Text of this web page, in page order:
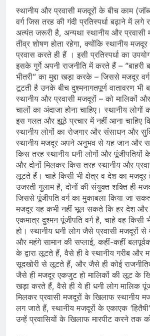
स्‍थानीय और प्रवासी मजदूरों के बीच काम
वर्ग जिस तरह की गंदी प्रतिस्पर्धा बढ़ाने में
अत्‍यंत जरूरी है, अन्‍यथा स्‍थानीय और प्रवासी
तीव्र शोषण होता रहेगा, क्‍योंकि स्‍थानीय
प्रवास करते ही हैं । इसी प्रतिस्‍पर्धा का
इसके गुर्गे अपनी राजनीति में करते हैं – ”बाहरी
भीतरी” का मुद्दा खड़ा करके – जिससे मजदूर
टूटती है उनके बीच दुश्‍मनागतपूर्ण वातावरण भी
स्‍थानीय और प्रवासी मजदूरों – को मालिकों
चालों का अंदाजा होना चाहिए। स्‍थानीय लोगों
इस गलत और झूठे प्रचार में नहीं आना चाहिए
स्‍थानीय लोगों का रोजगार और संसाधन और
स्‍थानीय मजदूर अपने अनुभव से यह जान और
किस तरह स्‍थानीय धनी लोगों और पूंजीपतियों
और दोनों मिलकर किस तरह स्‍थानीय और
लूटते हैं। चाहे किसी भी क्षेत्र व देश का मजदूर
उजरती गुलाम है, दोनों की संयुक्‍त शक्ति ही
जिससे पूंजीपति वर्ग का मुकाबला किया जा
मजदूर यह कभी नहीं भूल सकते कि हर देश और
एकमात्र दुश्‍मन पूंजीपति वर्ग है, चाहे वह किसी
हो। स्‍थानीय धनी लोग जैसे प्रवासी मजदूरों से
और महंगे सामान की सप्‍लाई, कहीं-कहीं
के द्वारा लूटते हैं, वैसे ही वे स्‍थानीय गरीब और
सूदखोरी से लूटते हैं, और जैसे ही कोई
जैसे ही मजदूर एकजुट हो मालिकों की लूट के
खड़ा करते हैं, वैसे ही ये ही धनी लोग मालिक
मिलकर प्रवासी मजदूरों के खिलाफ स्‍थानीय
लग जाते हैं, स्‍थानीय मजदूरों के एकाएक
उन्‍हें प्रवासियों के खिलाफ मारपीट करने तक